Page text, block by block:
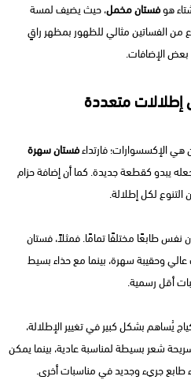
هوفستان مخمل، حيث يضيف لمسة
من الفساتين مثالي للظهور بمظهر راقٍ
بعض الإضافات.
الإكسسوارات؛ فارتداءفستان سهرة
يبدو كقطعة جديدة. كما أن إضافة حزام
لكل إطلالة.
نفس طابعًا مختلفًا تمامًا. فمثلاً، فستان
وحقيبة سهرة، بينما مع حذاء بسيط
أقل رسمية.
يُساهم بشكل كبير في تغيير الإطلالة،
شعر بسيطة لمناسبة عادية، بينما يمكن
طابع جريء وجديد في مناسبات أخرى.